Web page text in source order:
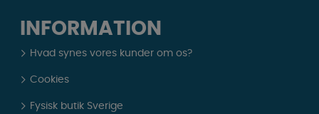
INFORMATION
Hvad synes vores kunder om os?
Cookies
Fysisk butik Sverige